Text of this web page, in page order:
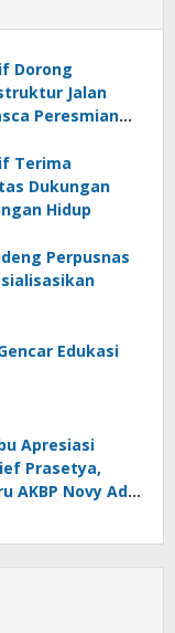
Dorong
Jalan
Peresmian
Terima
Dukungan
Hidup
Perpusnas
Edukasi
Apresiasi
Prasetya,
AKBP Novy Adi